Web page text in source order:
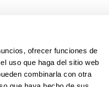
ofrecer funciones de
uso que haga del sitio web
combinarla con otra